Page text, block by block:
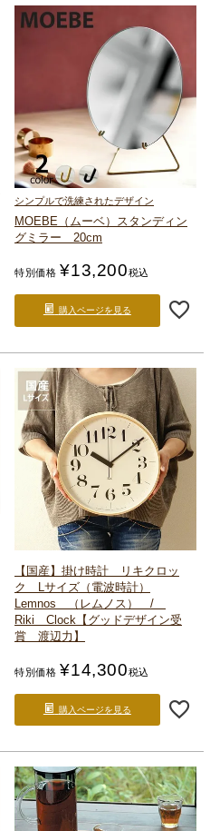
シンプルで洗練されたデザイン
MOEBE（ムーベ）
スタンディン
グミラー 20cm
特別価格 ¥13,200税込
購入ページを見る
【国産】掛け時計 リキクロッ
ク Lサイズ（電波時計）
Lemnos （レムノス） /
Riki Clock 【グッドデザイン受
賞 渡辺力】
特別価格 ¥14,300税込
購入ページを見る